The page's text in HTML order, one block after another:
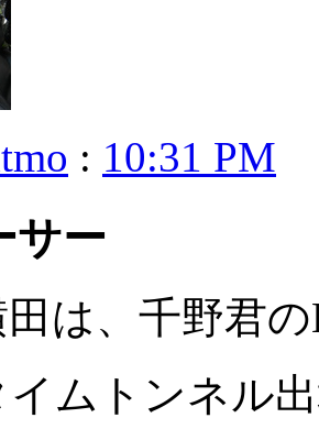
: 10:31 PM
サー
は、千野君
ムトンネル